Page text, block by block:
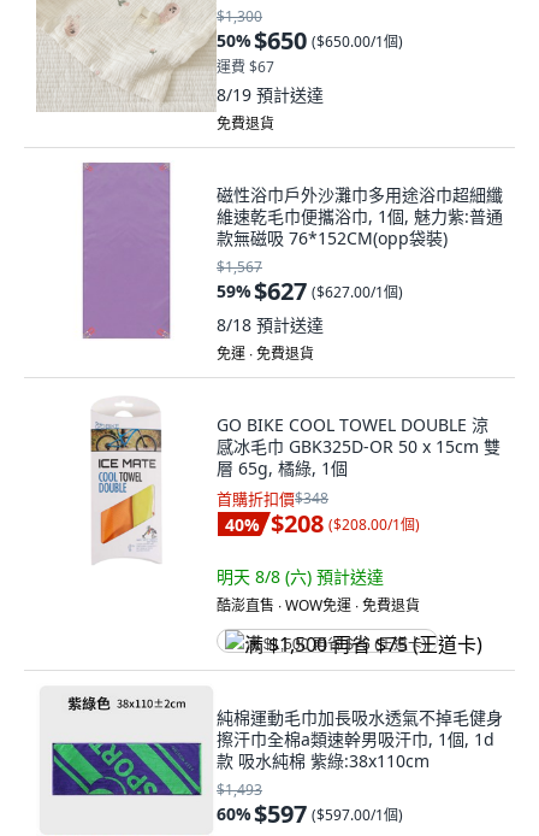
$1,300
50%$650 ($650.00/1個)
運費 $67
8/19 預計送達
免費退貨
磁性浴巾戶外沙灘巾多用途浴巾超細纖
維速乾毛巾便攜浴巾, 1個, 魅力紫:普通
款無磁吸 76*152CM(opp袋裝)
$1,567
59%$627 ($627.00/1個)
8/18 預計送達
免運 ∙ 免費退貨
GO BIKE COOL TOWEL DOUBLE 涼
感冰毛巾 GBK325D-OR 50 x 15cm 雙
層 65g, 橘綠, 1個
首購折扣價$348
40% $208 ($208.00/1個)
明天 8/8 (六) 預計送達
酷澎直售 ∙ WOW免運 ∙ 免費退貨
满 $1,500 再省 $75 (王道卡)
純棉運動毛巾加長吸水透氣不掉毛健身
擦汗巾全棉a類速幹男吸汗巾, 1個, 1d
款 吸水純棉 紫綠:38x110cm
$1,493
60%$597 ($597.00/1個)